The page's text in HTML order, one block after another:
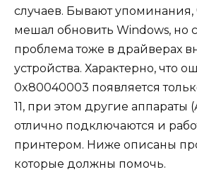
случаев. Бывают упоминания,
мешал обновить Windows, но
проблема тоже в драйверах
устройства. Характерно, что
0x80040003 появляется
11, при этом другие аппараты
отлично подключаются и
принтером. Ниже описаны
которые должны помочь.